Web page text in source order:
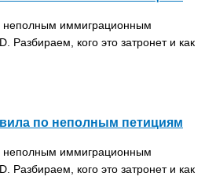
неполным иммиграционным
Разбираем, кого это затронет и как
по неполным петициям
неполным иммиграционным
Разбираем, кого это затронет и как